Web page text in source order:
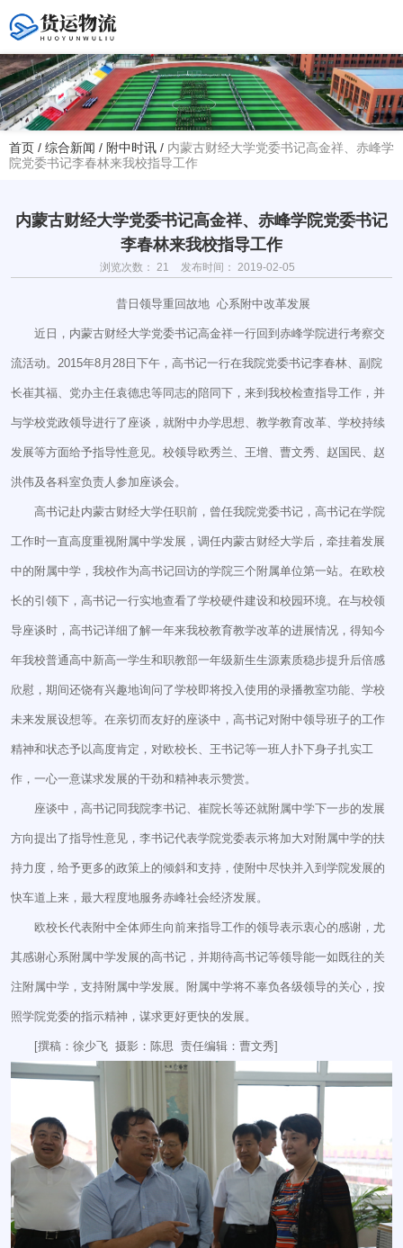
您好！欢迎访问赤峰大学附属中学官方网站！
热线电话
学校地址
赤峰市红山区大新地路29号
首页 / 综合新闻 / 附中时讯 / 内蒙古财经大学党委书记高金祥、赤峰学
院党委书记李春林来我校指导工作
内蒙古财经大学党委书记高金祥、赤峰学院党委书记
李春林来我校指导工作
浏览次数： 21 发布时间： 2019-02-05
昔日领导重回故地 心系附中改革发展
近日，内蒙古财经大学党委书记高金祥一行回到赤峰学院进行考察交
流活动。2015年8月28日下午，高书记一行在我院党委书记李春林、副院
长崔其福、党办主任袁德忠等同志的陪同下，来到我校检查指导工作，并
与学校党政领导进行了座谈，就附中办学思想、教学教育改革、学校持续
发展等方面给予指导性意见。校领导欧秀兰、王增、曹文秀、赵国民、赵
洪伟及各科室负责人参加座谈会。
高书记赴内蒙古财经大学任职前，曾任我院党委书记，高书记在学院
工作时一直高度重视附属中学发展，调任内蒙古财经大学后，牵挂着发展
中的附属中学，我校作为高书记回访的学院三个附属单位第一站。在欧校
长的引领下，高书记一行实地查看了学校硬件建设和校园环境。在与校领
导座谈时，高书记详细了解一年来我校教育教学改革的进展情况，得知今
年我校普通高中新高一学生和职教部一年级新生生源素质稳步提升后倍感
欣慰，期间还饶有兴趣地询问了学校即将投入使用的录播教室功能、学校
未来发展设想等。在亲切而友好的座谈中，高书记对附中领导班子的工作
精神和状态予以高度肯定，对欧校长、王书记等一班人扑下身子扎实工
作，一心一意谋求发展的干劲和精神表示赞赏。
座谈中，高书记同我院李书记、崔院长等还就附属中学下一步的发展
方向提出了指导性意见，李书记代表学院党委表示将加大对附属中学的扶
持力度，给予更多的政策上的倾斜和支持，使附中尽快并入到学院发展的
快车道上来，最大程度地服务赤峰社会经济发展。
欧校长代表附中全体师生向前来指导工作的领导表示衷心的感谢，尤
其感谢心系附属中学发展的高书记，并期待高书记等领导能一如既往的关
注附属中学，支持附属中学发展。附属中学将不辜负各级领导的关心，按
照学院党委的指示精神，谋求更好更快的发展。
[撰稿：徐少飞 摄影：陈思 责任编辑：曹文秀]